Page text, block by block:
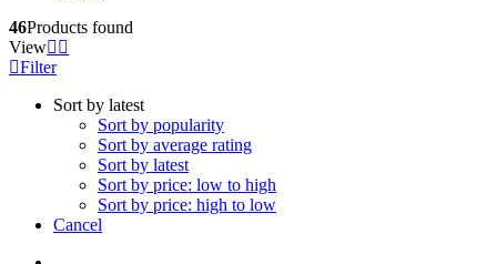
46Products found
View
Filter
Sort by latest
Sort by popularity
Sort by average rating
Sort by latest
Sort by price: low to high
Sort by price: high to low
Cancel